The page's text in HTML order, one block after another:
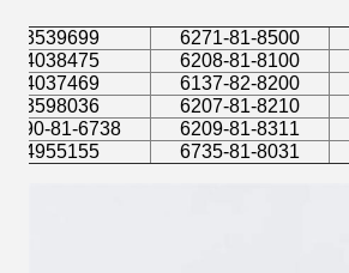
6271-81-8500
3539699
6208-81-8100
4038475
6137-82-8200
4037469
6207-81-8210
3598036
6209-81-8311
8190-81-6738
6735-81-8031
4955155